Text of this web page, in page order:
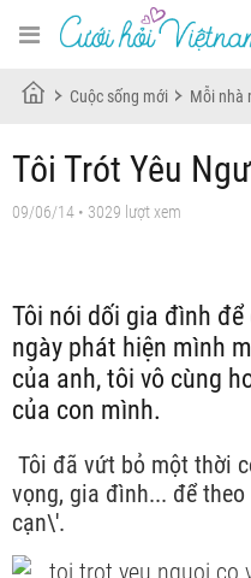
Cuộc sống mới Mỗi nhà
Tôi Trót Yêu
09/06/14 • 3029 lượt xem
Tôi nói dối gia đình
ngày phát hiện mình
của anh, tôi vô cùng
của con mình.
Tôi đã vứt bỏ một thời
vọng, gia đình... để
cạn\'.